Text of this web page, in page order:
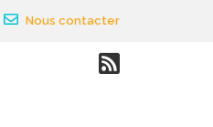
Nous contacter